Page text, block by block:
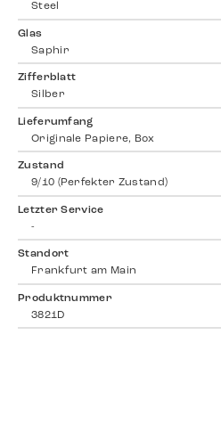
Steel
Glas
Saphir
Zifferblatt
Silber
Lieferumfang
Originale Papiere, Box
Zustand
9/10 (Perfekter Zustand)
Letzter Service
-
Standort
Frankfurt am Main
Produktnummer
3821D